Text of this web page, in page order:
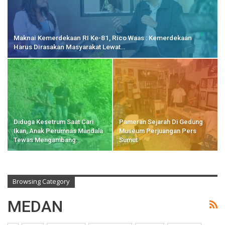
Maknai Kemerdekaan RI Ke-81, Rico Waas : Kemerdekaan
Harus Dirasakan Masyarakat Lewat…
Diduga Kesetrum Saat Cari
Ikan, Anak Perumnas Mandala
Tewas Mengambang…
Pameran Sejarah Di Gedung
Museum Perjuangan Pers
Sumut
Browsing Category
MEDAN